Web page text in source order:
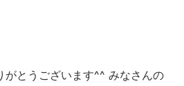
がとうございます^^ みなさんの